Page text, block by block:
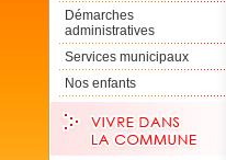
Démarches
administratives
Services municipaux
Nos enfants